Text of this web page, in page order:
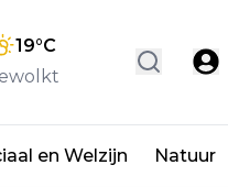
19°C
en Welzijn Natuur